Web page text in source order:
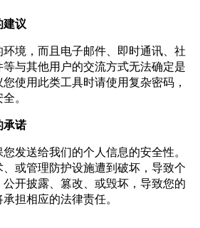
建议
境，而且电子邮件、即时通讯、社
与其他用户的交流方式无法确定是
使用此类工具时请使用复杂密码，
。
承诺
发送给我们的个人信息的安全性。
或管理防护设施遭到破坏，导致个
开披露、篡改、或毁坏，导致您的
担相应的法律责任。